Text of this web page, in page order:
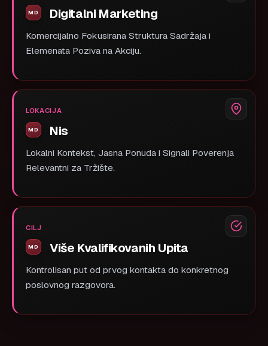
Digitalni Marketing
Komercijalno Fokusirana Struktura Sadržaja i
Elemenata Poziva na Akciju.
LOKACIJA
Nis
Lokalni Kontekst, Jasna Ponuda i Signali Poverenja
Relevantni za Tržište.
CILJ
Više Kvalifikovanih Upita
Kontrolisan put od prvog kontakta do konkretnog
poslovnog razgovora.